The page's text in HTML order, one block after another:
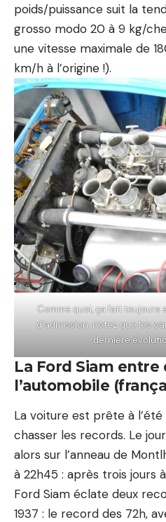
poids/puissance suit la
grosso modo 20 à 9 kg/
une vitesse maximale de
km/h à l’origine !).
Comme quoi, ça fait
d’admission. notez que les
dernière
La Ford Siam entre
l’automobile
La voiture est prête à l’été
chasser les records. Le
alors sur l’anneau de
à 22h45 : après trois jours
Ford Siam éclate deux
1937 : le record des 72h,